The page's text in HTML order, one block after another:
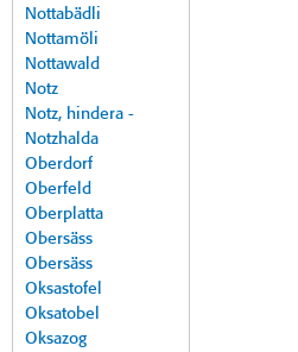
Nottabädli
Nottamöli
Nottawald
Notz
Notz, hindera -
Notzhalda
Oberdorf
Oberfeld
Oberplatta
Obersäss
Obersäss
Oksastofel
Oksatobel
Oksazog